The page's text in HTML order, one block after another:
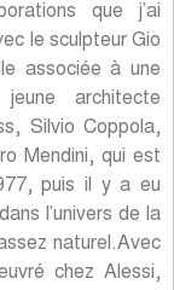
que j’ai
le sculpteur Gio
associée à une
architecte
Silvio Coppola,
Mendini, qui est
puis il y a eu
l’univers de la
naturel.Avec
chez Alessi,